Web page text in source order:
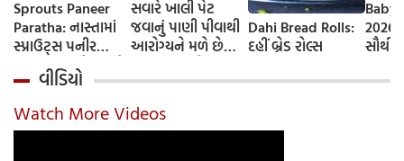
Sprouts Paneer
Paratha: નાસ્તામાં
સ્પ્રાઉટ્સ પનીર
પરાઠા બનાવો, તમને
પ્રોટીનનો ડબલ ડોઝ
મળશે
સવારે ખાલી પેટ
જવાનું પાણી પીવાથી
આરોગ્યને મળે છે
જાણીએ તેના ફાયદા
અને ઉપયોગ કરવાની
યોગ્ય રીત
Dahi Bread Rolls:
દહીં બ્રેડ રોલ્સ
Baby
વીડિયો
Watch More Videos